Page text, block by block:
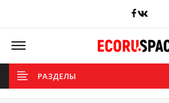
Facebook
Offcanvas Menu Open
РАЗДЕЛЫ